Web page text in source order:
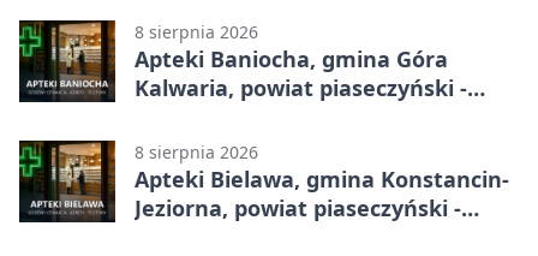
8 sierpnia 2026
Apteki Baniocha, gmina Góra
Kalwaria, powiat piaseczyński -
8 sierpnia 2026
Apteki Bielawa, gmina Konstancin-
Jeziorna, powiat piaseczyński -